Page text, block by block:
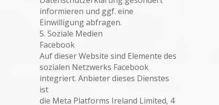
informieren und ggf. eine
Einwilligung abfragen.
5. Soziale Medien
Facebook
Auf dieser Website sind Elemente des
sozialen Netzwerks Facebook
integriert. Anbieter dieses Dienstes
ist
die Meta Platforms Ireland Limited, 4